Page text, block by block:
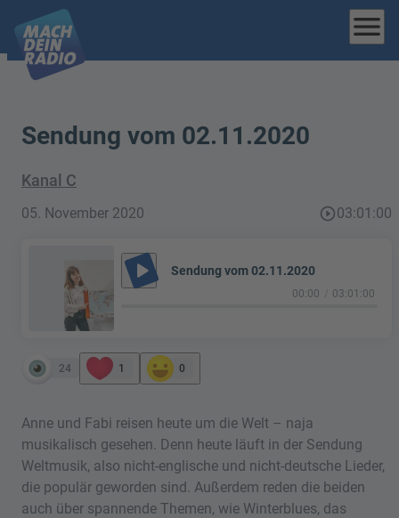
menu
Sendung vom 02.11.2020
Kanal C
05. November 2020 play_circle_outline03:01:00
play_arrow Sendung vom 02.11.2020
00:00 03:01:00
24 1 0
Anne und Fabi reisen heute um die Welt – naja
musikalisch gesehen. Denn heute läuft in der Sendung
Weltmusik, also nicht-englische und nicht-deutsche Lieder,
die populär geworden sind. Außerdem reden die beiden
auch über spannende Themen, wie Winterblues, das